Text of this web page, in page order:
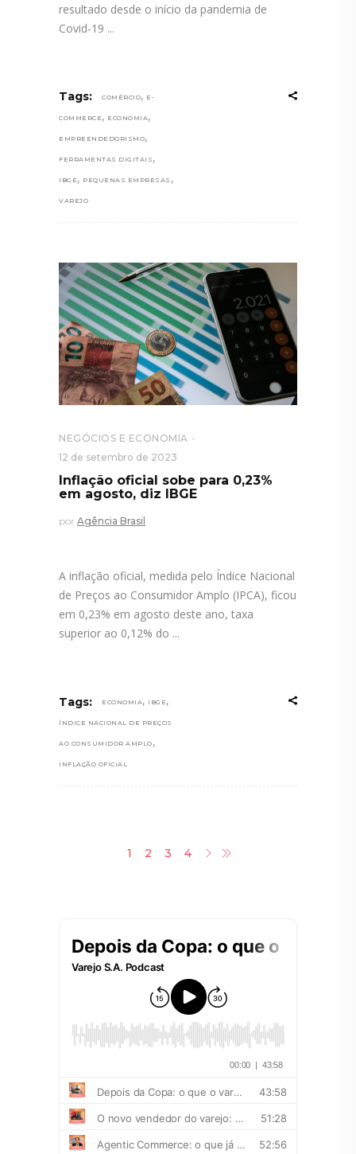
resultado desde o início da pandemia de
Covid-19
Tags: COMÉRCIO, E-
COMMERCE , ECONOMIA ,
EMPREENDEDORISMO,
FERRAMENTAS DIGITAIS ,
IBGE , PEQUENAS EMPRESAS ,
VAREJO
NEGÓCIOS E ECONOMIA
12 de setembro de 2023
Inflação oficial sobe para 0,23%
em agosto, diz IBGE
por Agência Brasil
A inflação oficial, medida pelo Índice Nacional
de Preços ao Consumidor Amplo (IPCA), ficou
em 0,23% em agosto deste ano, taxa
superior ao 0,12% do
Tags: ECONOMIA, IBGE ,
ÍNDICE NACIONAL DE PREÇOS
AO CONSUMIDOR AMPLO ,
INFLAÇÃO OFICIAL
1 2 3 4